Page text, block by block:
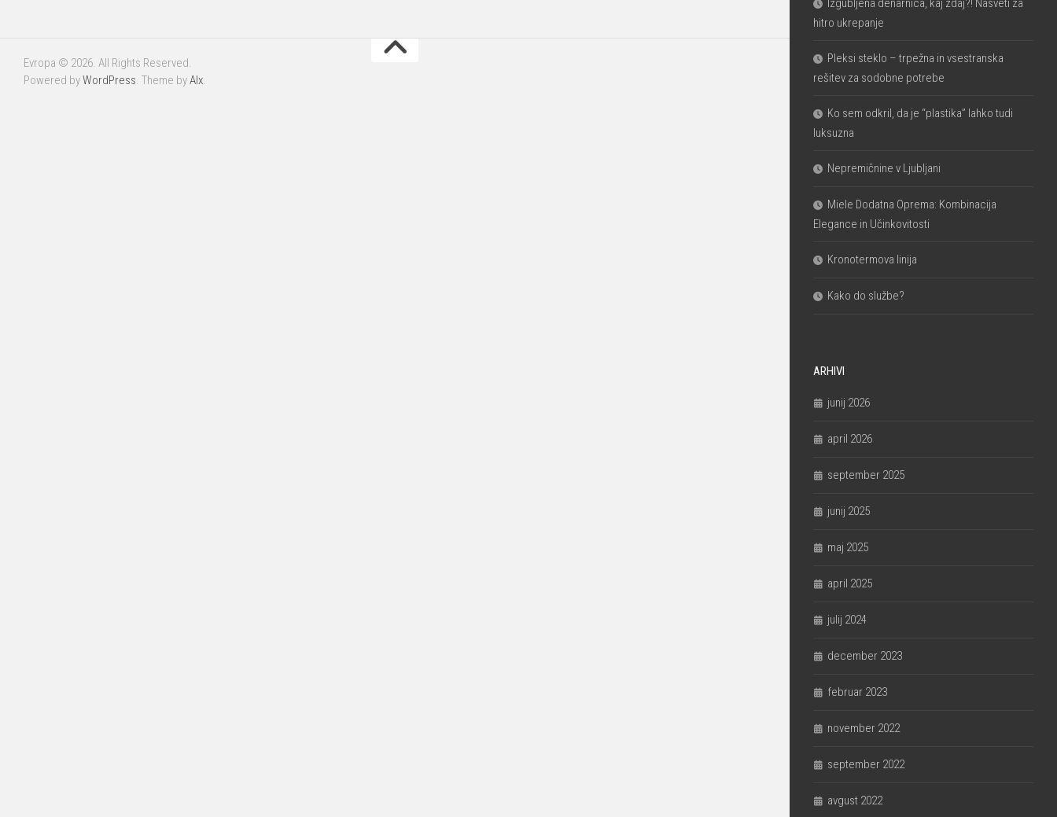
Evropa © 2026. All Rights Reserved.
Powered byWordPress. Theme byAlx.
Izgubljena denarnica, kaj zdaj?! Nasveti za
hitro ukrepanje
Pleksi steklo – trpežna in vsestranska
rešitev za sodobne potrebe
Ko sem odkril, da je “plastika” lahko tudi
luksuzna
Nepremičnine v Ljubljani
Miele Dodatna Oprema: Kombinacija
Elegance in Učinkovitosti
Kronotermova linija
Kako do službe?
ARHIVI
junij 2026
april 2026
september 2025
junij 2025
maj 2025
april 2025
julij 2024
december 2023
februar 2023
november 2022
september 2022
avgust 2022